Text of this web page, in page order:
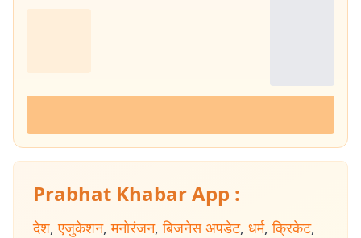
Prabhat Khabar App :
देश, एजुकेशन, मनोरंजन, बिजनेस अपडेट, धर्म, क्रिकेट,